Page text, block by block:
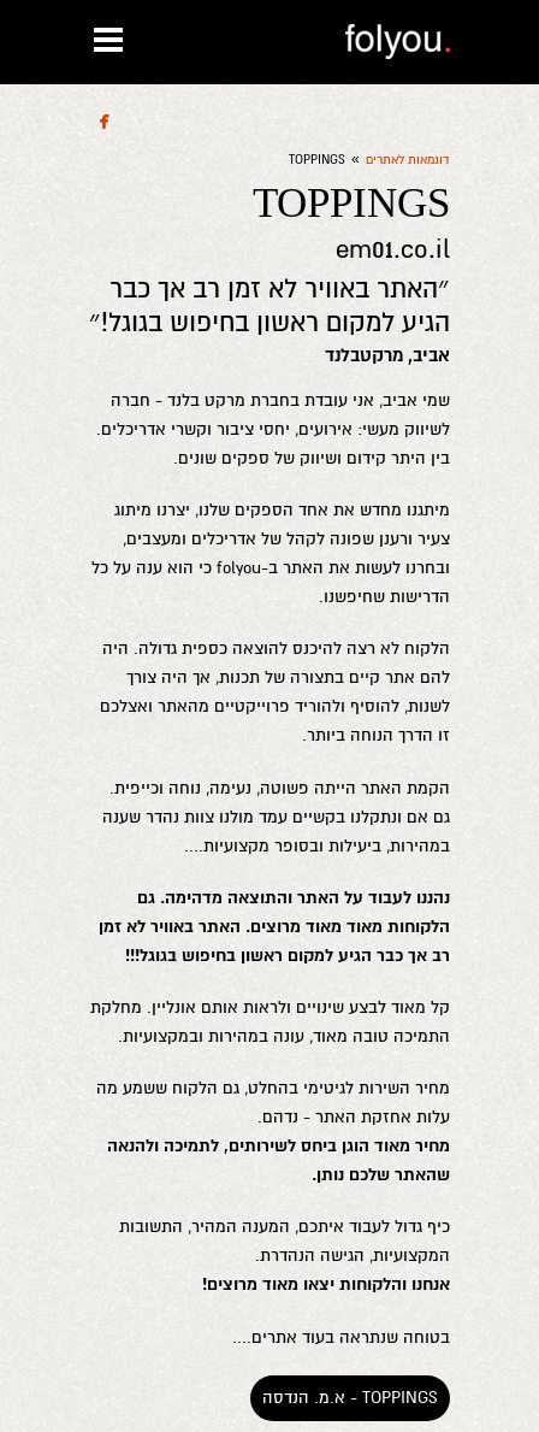

דוגמאות לאתרים »
TOPPINGS
TOPPINGS
em01.co.il
״האתר באוויר לא זמן רב אך כבר
הגיע למקום ראשון בחיפוש בגוגל!״
אביב, מרקטבלנד
שמי אביב, אני עובדת בחברת מרקט בלנד - חברה
לשיווק מעשי: אירועים, יחסי ציבור וקשרי אדריכלים.
בין היתר קידום ושיווק של ספקים שונים.
מיתגנו מחדש את אחד הספקים שלנו, יצרנו מיתוג
צעיר ורענן שפונה לקהל של אדריכלים ומעצבים,
ובחרנו לעשות את האתר ב-folyou כי הוא ענה על כל
הדרישות שחיפשנו.
הלקוח לא רצה להיכנס להוצאה כספית גדולה. היה
להם אתר קיים בתצורה של תכנות, אך היה צורך
לשנות, להוסיף ולהוריד פרוייקטיים מהאתר ואצלכם
זו הדרך הנוחה ביותר.
הקמת האתר הייתה פשוטה, נעימה, נוחה וכייפית.
גם אם ונתקלנו בקשיים עמד מולנו צוות נהדר שענה
במהירות, ביעילות ובסופר מקצועיות....
נהננו לעבוד על האתר והתוצאה מדהימה. גם
הלקוחות מאוד מאוד מרוצים. האתר באוויר לא זמן
רב אך כבר הגיע למקום ראשון בחיפוש בגוגל!!!
קל מאוד לבצע שינויים ולראות אותם אונליין. מחלקת
התמיכה טובה מאוד, עונה במהירות ובמקצועיות.
מחיר השירות לגיטימי בהחלט, גם הלקוח ששמע מה
עלות אחזקת האתר - נדהם.
מחיר מאוד הוגן ביחס לשירותים, לתמיכה ולהנאה
שהאתר שלכם נותן.
כיף גדול לעבוד איתכם, המענה המהיר, התשובות
המקצועיות, הגישה הנהדרת.
אנחנו והלקוחות יצאו מאוד מרוצים!
בטוחה שנתראה בעוד אתרים....
TOPPINGS - א.מ. הנדסה